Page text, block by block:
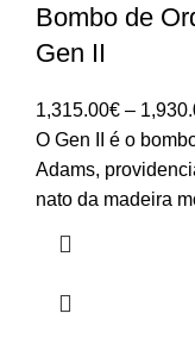
Bombo de
Gen II
1,315.00€ –
O Gen II é o
Adams,
nato da madeira